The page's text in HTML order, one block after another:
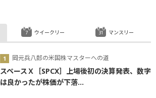
岡元兵八郎の米国株マスターへの道
スペースＸ［SPCX］上場後初の決算発表、数字
は良かったが株価が下落...
ウイークリー マンスリー